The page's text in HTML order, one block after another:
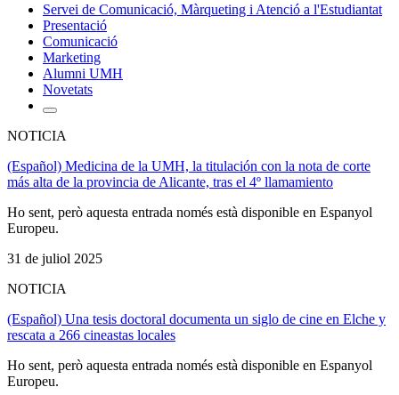
Servei de Comunicació, Màrqueting i Atenció a l'Estudiantat
Presentació
Comunicació
Marketing
Alumni UMH
Novetats
NOTICIA
(Español) Medicina de la UMH, la titulación con la nota de corte
más alta de la provincia de Alicante, tras el 4º llamamiento
Ho sent, però aquesta entrada només està disponible en Espanyol
Europeu.
31 de juliol 2025
NOTICIA
(Español) Una tesis doctoral documenta un siglo de cine en Elche y
rescata a 266 cineastas locales
Ho sent, però aquesta entrada només està disponible en Espanyol
Europeu.